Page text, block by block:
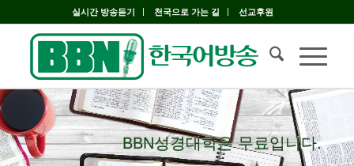
실시간 방송듣기 천국으로 가는 길 선교후원
BBN성경대학은 무료입니다.
BBN성경대학은 무료입니다.